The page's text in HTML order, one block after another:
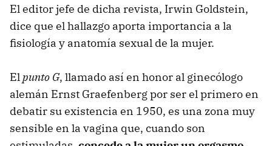
El editor jefe de dicha revista, Irwin Goldstein,
dice que el hallazgo aporta importancia a la
fisiología y anatomía sexual de la mujer.
Elpunto G, llamado así en honor al ginecólogo
alemán Ernst Graefenberg por ser el primero en
debatir su existencia en 1950, es una zona muy
sensible en la vagina que, cuando son